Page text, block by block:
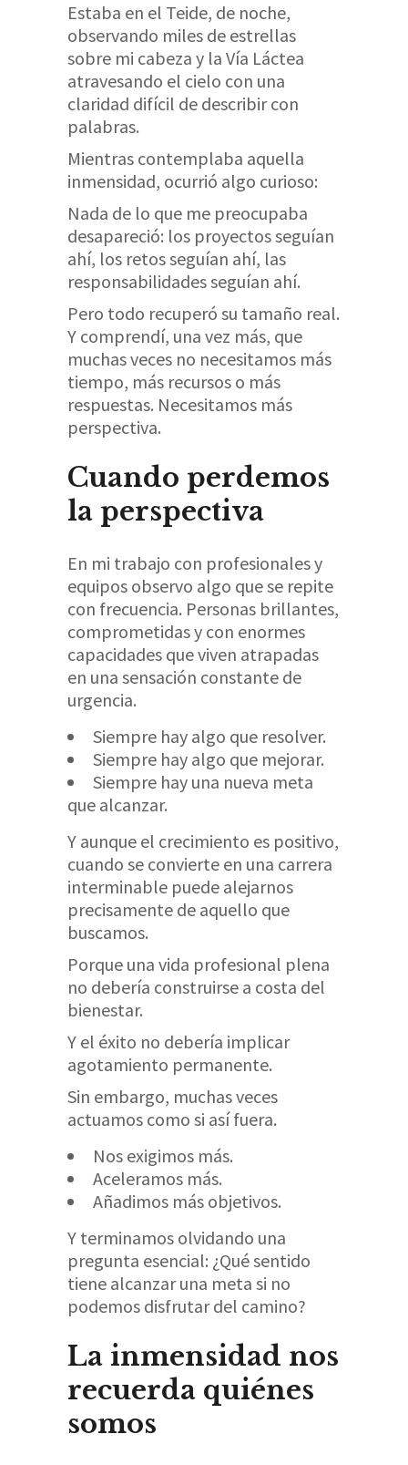
Estaba en el Teide, de noche,
observando miles de estrellas
sobre mi cabeza y la Vía Láctea
atravesando el cielo con una
claridad difícil de describir con
palabras.
Mientras contemplaba aquella
inmensidad, ocurrió algo curioso:
Nada de lo que me preocupaba
desapareció: los proyectos seguían
ahí, los retos seguían ahí, las
responsabilidades seguían ahí.
Pero todo recuperó su tamaño real.
Y comprendí, una vez más, que
muchas veces no necesitamos más
tiempo, más recursos o más
respuestas. Necesitamos más
perspectiva.
Cuando perdemos
la perspectiva
En mi trabajo con profesionales y
equipos observo algo que se repite
con frecuencia. Personas brillantes,
comprometidas y con enormes
capacidades que viven atrapadas
en una sensación constante de
urgencia.
Siempre hay algo que resolver.
Siempre hay algo que mejorar.
Siempre hay una nueva meta
que alcanzar.
Y aunque el crecimiento es positivo,
cuando se convierte en una carrera
interminable puede alejarnos
precisamente de aquello que
buscamos.
Porque una vida profesional plena
no debería construirse a costa del
bienestar.
Y el éxito no debería implicar
agotamiento permanente.
Sin embargo, muchas veces
actuamos como si así fuera.
Nos exigimos más.
Aceleramos más.
Añadimos más objetivos.
Y terminamos olvidando una
pregunta esencial: ¿Qué sentido
tiene alcanzar una meta si no
podemos disfrutar del camino?
La inmensidad nos
recuerda quiénes
somos